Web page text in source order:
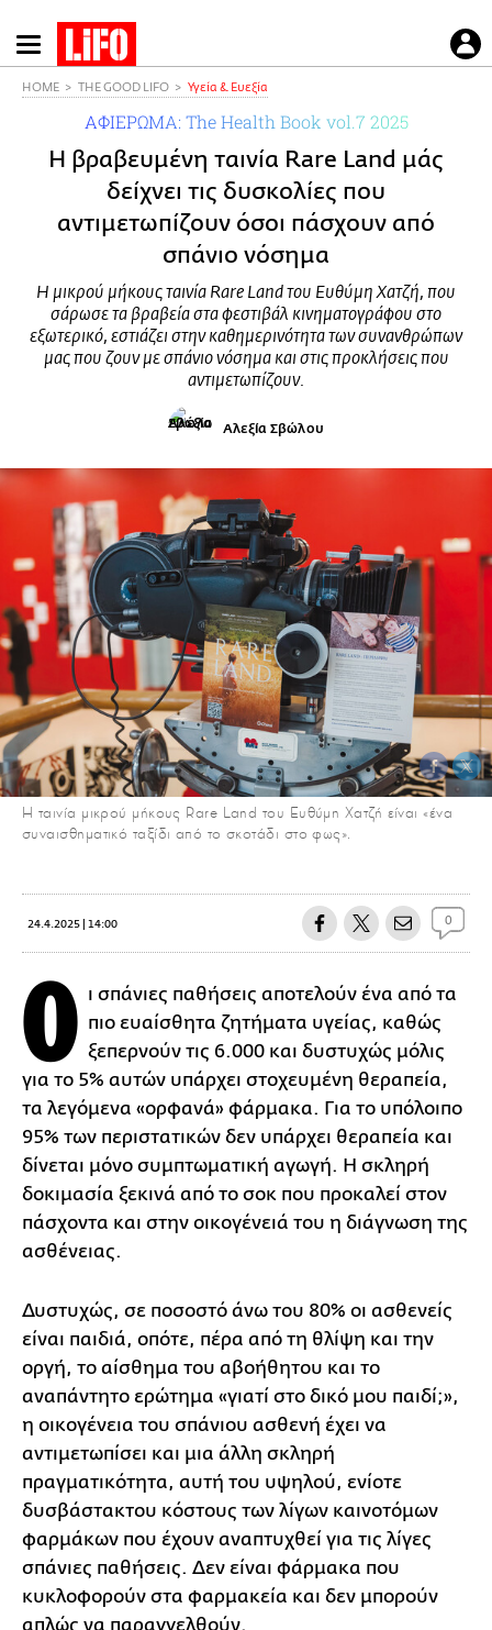
Παράκαμψη
προς
HOME THE GOOD LIFO Υγεία & Ευεξία
ΑΦΙΕΡΩΜΑ: The Health Book vol.7 2025
Η βραβευμένη ταινία Rare Land μάς
δείχνει τις δυσκολίες που
αντιμετωπίζουν όσοι πάσχουν από
σπάνιο νόσημα
Η μικρού μήκους ταινία Rare Land του Ευθύμη Χατζή, που
σάρωσε τα βραβεία στα φεστιβάλ κινηματογράφου στο
εξωτερικό, εστιάζει στην καθημερινότητα των συνανθρώπων
μας που ζουν με σπάνιο νόσημα και στις προκλήσεις που
αντιμετωπίζουν.
Αλεξία Σβώλου
Η ταινία μικρού μήκους Rare Land του Ευθύμη Χατζή είναι «ένα
συναισθηματικό ταξίδι από το σκοτάδι στο φως».
24.4.2025 | 14:00 0
O ι σπάνιες παθήσεις αποτελούν ένα από τα
πιο ευαίσθητα ζητήματα υγείας, καθώς
ξεπερνούν τις 6.000 και δυστυχώς μόλις
για το 5% αυτών υπάρχει στοχευμένη θεραπεία,
τα λεγόμενα «ορφανά» φάρμακα. Για το υπόλοιπο
95% των περιστατικών δεν υπάρχει θεραπεία και
δίνεται μόνο συμπτωματική αγωγή. Η σκληρή
δοκιμασία ξεκινά από το σοκ που προκαλεί στον
πάσχοντα και στην οικογένειά του η διάγνωση της
ασθένειας.
Δυστυχώς, σε ποσοστό άνω του 80% οι ασθενείς
είναι παιδιά, οπότε, πέρα από τη θλίψη και την
οργή, το αίσθημα του αβοήθητου και το
αναπάντητο ερώτημα «γιατί στο δικό μου παιδί;»,
η οικογένεια του σπάνιου ασθενή έχει να
αντιμετωπίσει και μια άλλη σκληρή
πραγματικότητα, αυτή του υψηλού, ενίοτε
δυσβάστακτου κόστους των λίγων καινοτόμων
φαρμάκων που έχουν αναπτυχθεί για τις λίγες
σπάνιες παθήσεις. Δεν είναι φάρμακα που
κυκλοφορούν στα φαρμακεία και δεν μπορούν
απλώς να παραγγελθούν.